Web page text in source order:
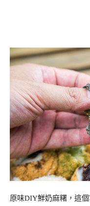
原味DIY鮮奶麻糬，這